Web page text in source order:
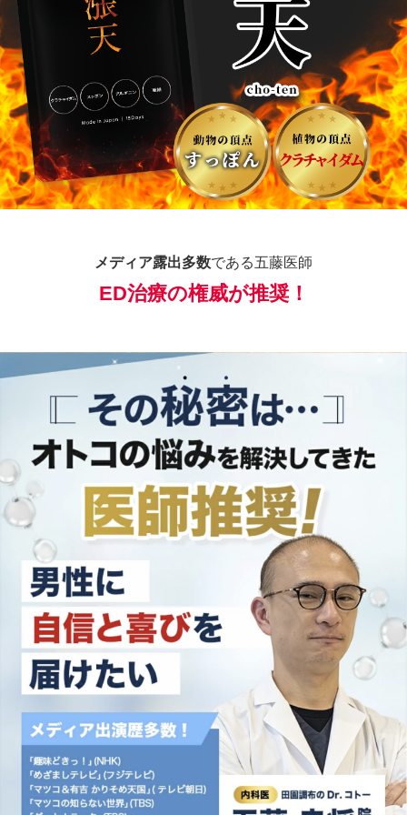
メディア露出多数である五藤医師
ED治療の権威が推奨！